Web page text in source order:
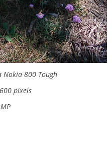
800 Tough
pixels